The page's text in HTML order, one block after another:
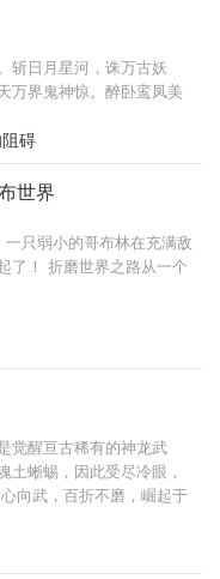
斩日月星河，诛万古妖
万界鬼神惊。醉卧鸾凤美
碍
世界
只弱小的哥布林在充满敌
了！ 折磨世界之路从一个
觉醒亘古稀有的神龙武
土蜥蜴，因此受尽冷眼，
向武，百折不磨，崛起于
！